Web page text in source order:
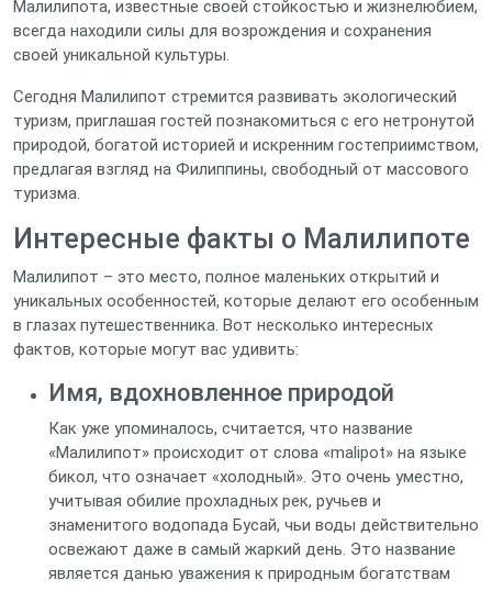
Малилипота, известные своей стойкостью и жизнелюбием,
всегда находили силы для возрождения и сохранения
своей уникальной культуры.
Сегодня Малилипот стремится развивать экологический
туризм, приглашая гостей познакомиться с его нетронутой
природой, богатой историей и искренним гостеприимством,
предлагая взгляд на Филиппины, свободный от массового
туризма.
Интересные факты о Малилипоте
Малилипот – это место, полное маленьких открытий и
уникальных особенностей, которые делают его особенным
в глазах путешественника. Вот несколько интересных
фактов, которые могут вас удивить:
Имя, вдохновленное природой
Как уже упоминалось, считается, что название
«Малилипот» происходит от слова «malipot» на языке
бикол, что означает «холодный». Это очень уместно,
учитывая обилие прохладных рек, ручьев и
знаменитого водопада Бусай, чьи воды действительно
освежают даже в самый жаркий день. Это название
является данью уважения к природным богатствам